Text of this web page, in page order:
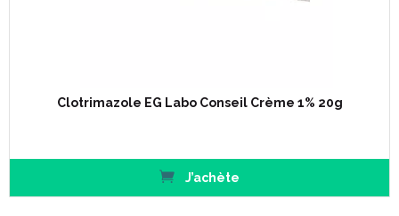
Clotrimazole EG Labo Conseil Crème 1% 20g
J’achète